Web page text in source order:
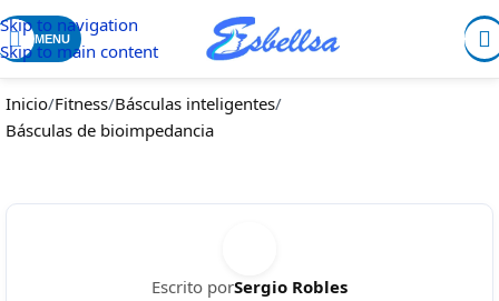
Skip to navigation
Skip to main content
MENU
Inicio/Fitness/Básculas inteligentes/
Básculas de bioimpedancia
Escrito porSergio Robles